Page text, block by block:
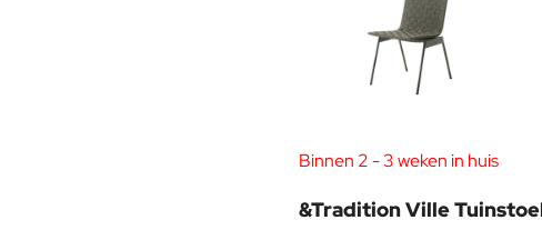
Binnen 2 - 3 weken in huis
&Tradition Ville